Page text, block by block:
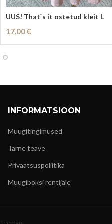
UUS! That`s it ostetud kleit L
17,00€
Lisa Korvi
INFORMATSIOON
Müügitingimused
Tarne teave
Privaatsuspoliitika
Müügiboksi rentijale